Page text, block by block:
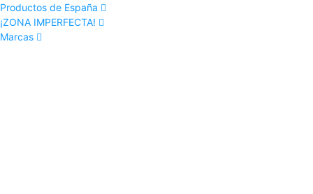
Productos de España
¡ZONA IMPERFECTA!
Marcas